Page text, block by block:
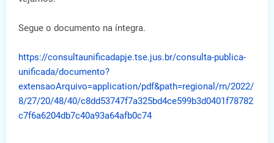
Segue o documento na íntegra.
https://consultaunificadapje.tse.jus.br/consulta-publica-
unificada/documento?
extensaoArquivo=application/pdf&path=regional/rn/2022/
8/27/20/48/40/c8dd53747f7a325bd4ce599b3d0401f78782
c7f6a6204db7c40a93a64afb0c74